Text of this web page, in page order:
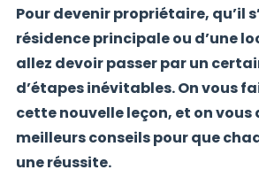
Pour devenir propriétaire, qu’il
résidence principale ou d’une
allez devoir passer par un
d’étapes inévitables. On vous
cette nouvelle leçon, et on vous
meilleurs conseils pour que
une réussite.